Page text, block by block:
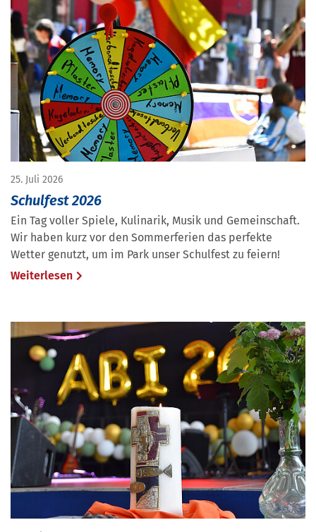
25. Juli 2026
Schulfest 2026
Ein Tag voller Spiele, Kulinarik, Musik und Gemeinschaft.
Wir haben kurz vor den Sommerferien das perfekte
Wetter genutzt, um im Park unser Schulfest zu feiern!
Weiterlesen